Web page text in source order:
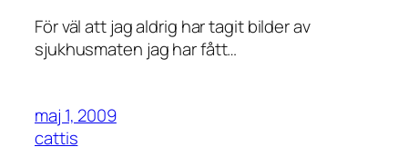
För väl att jag aldrig har tagit bilder av
sjukhusmaten jag har fått…
maj 1, 2009
cattis